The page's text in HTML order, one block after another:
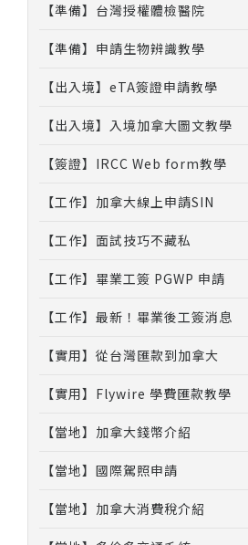
【準備】台灣授權體檢醫院
【準備】申請生物辨識教學
【出入境】eTA簽證申請教學
【出入境】入境加拿大圖文教學
【簽證】IRCC Web form教學
【工作】加拿大線上申請SIN
【工作】面試技巧不藏私
【工作】畢業工簽 PGWP 申請
【工作】最新！畢業後工簽消息
【實用】從台灣匯款到加拿大
【實用】Flywire 學費匯款教學
【當地】加拿大錢幣介紹
【當地】國際駕照申請
【當地】加拿大消費稅介紹